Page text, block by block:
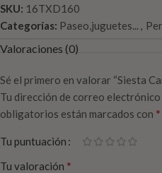
SKU: 16TXD160
Categorías: Paseo,juguetes... ,
Valoraciones (0)
Sé el primero en valorar “Siesta
Tu dirección de correo electrónico
obligatorios están marcados con *
Tu puntuación
Tu valoración *